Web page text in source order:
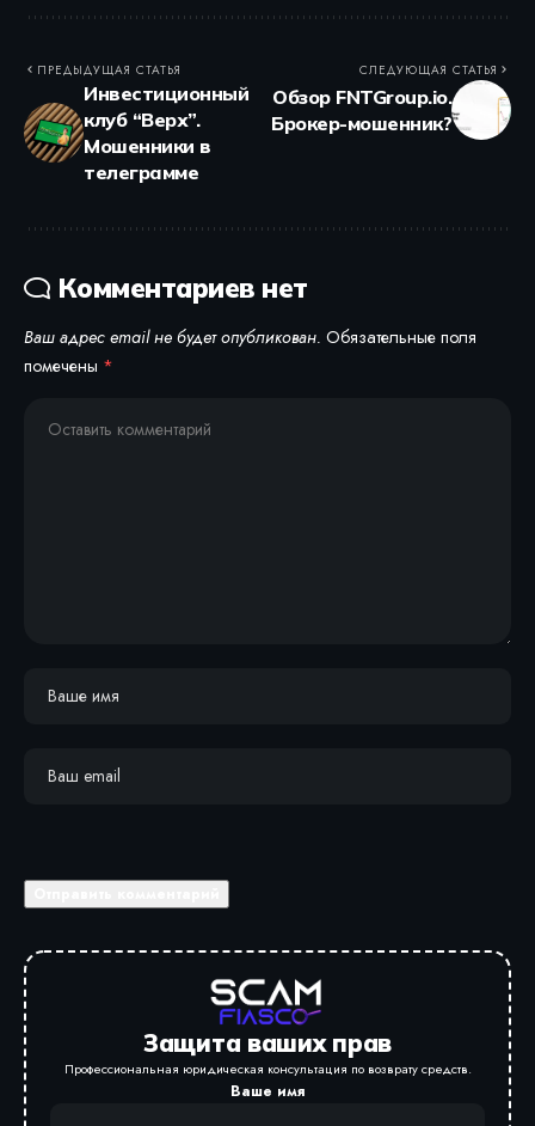
ПРЕДЫДУЩАЯ СТАТЬЯ
Инвестиционный
клуб “Верх”.
Мошенники в
телеграмме
СЛЕДУЮЩАЯ СТАТЬЯ
Обзор FNTGroup.io.
Брокер-мошенник?
Комментариев нет
Ваш адрес email не будет опубликован. Обязательные поля
помечены *
Защита ваших прав
Профессиональная юридическая консультация по возврату средств.
Ваше имя